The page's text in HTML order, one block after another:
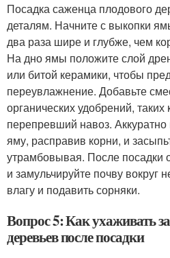
Посадка саженца плодового
деталям. Начните с выкопки
два раза шире и глубже, чем
На дно ямы положите слой
или битой керамики, чтобы
переувлажнение. Добавьте
органических удобрений,
перепревший навоз.
яму, расправив корни, и
утрамбовывая. После посадки
и замульчируйте почву вокруг
влагу и подавить сорняки.
Вопрос 5: Как ухаживать
деревьев после посадки